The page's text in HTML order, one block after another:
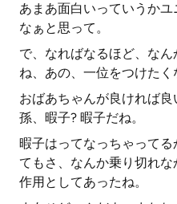
あまあ面白いっていうか
なぁと思って。
で、なればなるほど、な
ね、あの、一位をつけたく
おばあちゃんが良ければ
孫、暇子? 暇子だね。
暇子はってなっちゃって
てもさ、なんか乗り切れ
作用としてあったね。